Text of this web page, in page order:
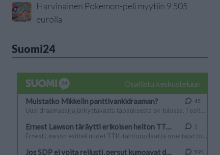
Harvinainen Pokemon-peli myytiin 9 505
eurolla
Suomi24